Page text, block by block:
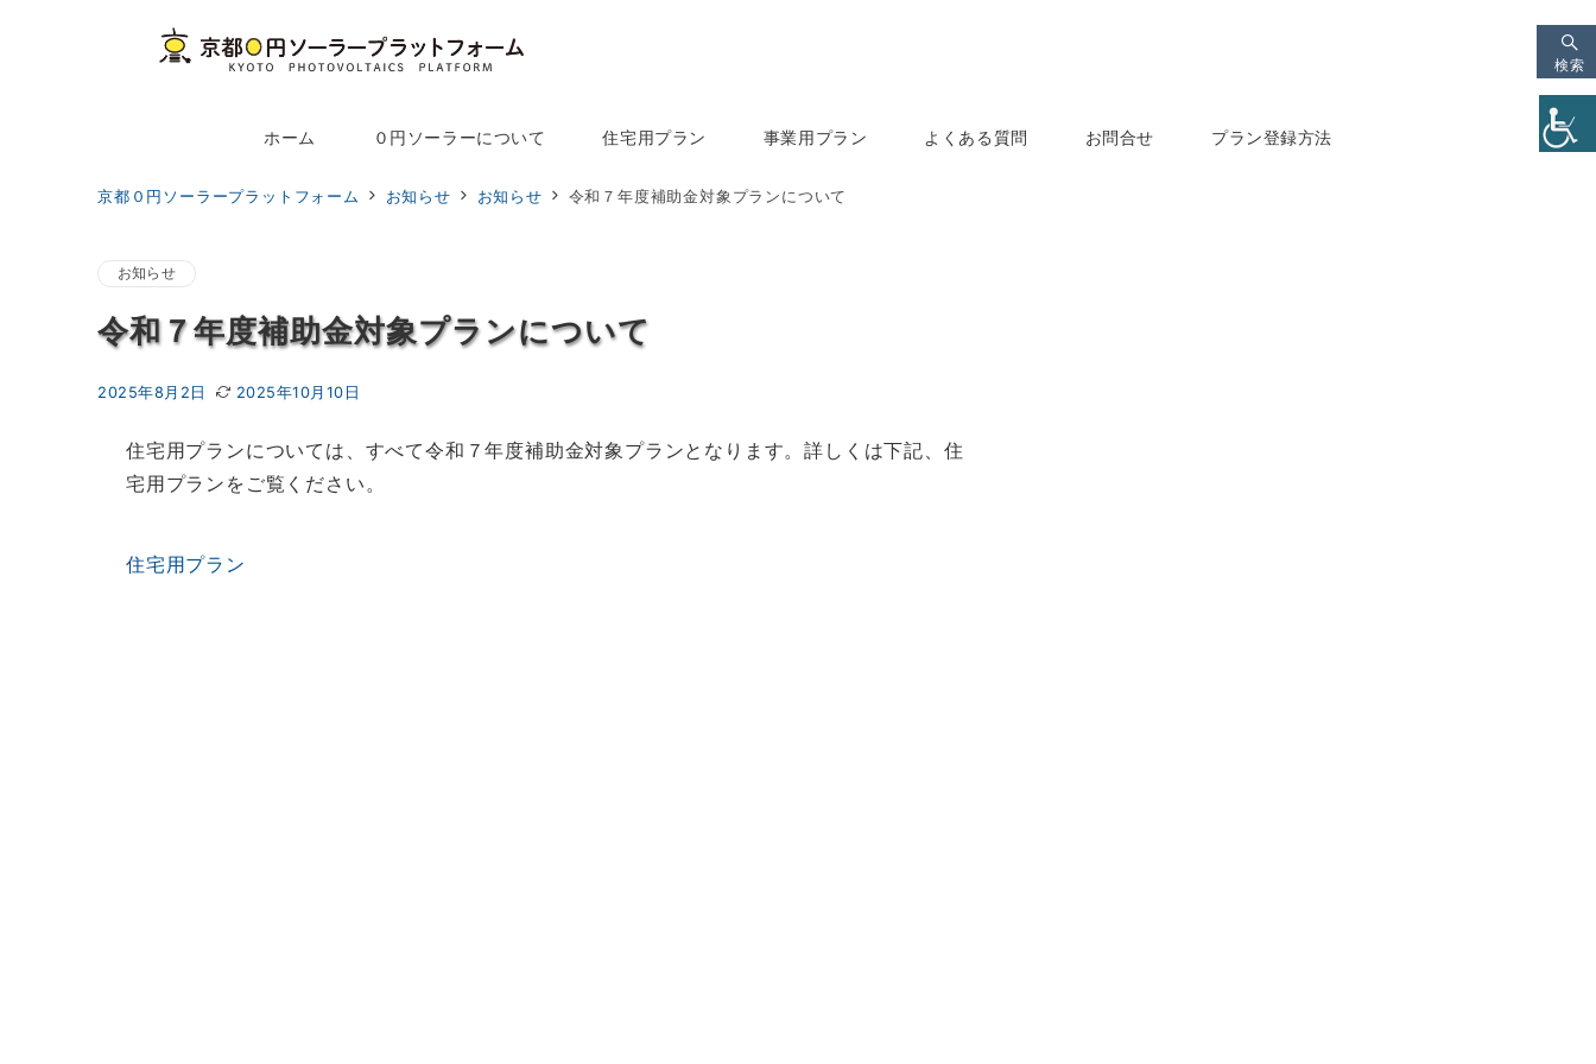
検索
ホーム ０円ソーラーについて 住宅用プラン 事業用プラン よくある質問 お問合せ プラン登録方法
京都０円ソーラープラットフォーム お知らせ お知らせ 令和７年度補助金対象プランについて
お知らせ
令和７年度補助金対象プランについて
2025年8月2日 2025年10月10日
住宅用プランについては、すべて令和７年度補助金対象プランとなります。詳しくは下記、住
宅用プランをご覧ください。
住宅用プラン